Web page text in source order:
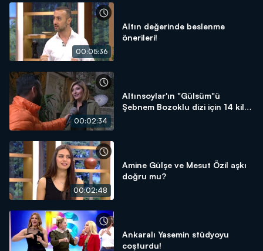
00:05:36
Altın değerinde beslenme
önerileri!
00:02:34
Altınsoylar'ın "Gülsüm"ü
Şebnem Bozoklu dizi için 14 kilo
00:02:48
Amine Gülşe ve Mesut Özil aşkı
doğru mu?
Ankaralı Yasemin stüdyoyu
coşturdu!